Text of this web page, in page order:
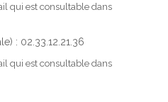
qui est consultable dans
: 02.33.12.21.36
qui est consultable dans